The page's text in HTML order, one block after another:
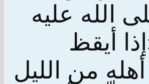
الله عليه
أيقظ
من الليل